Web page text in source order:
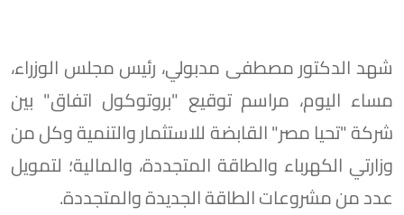
شهد الدكتور مصطفى مدبولي، رئيس مجلس الوزراء،
مساء اليوم، مراسم توقيع "بروتوكول اتفاق" بين
شركة "تحيا مصر" القابضة للاستثمار والتنمية وكل من
وزارتي الكهرباء والطاقة المتجددة، والمالية؛ لتمويل
عدد من مشروعات الطاقة الجديدة والمتجددة.